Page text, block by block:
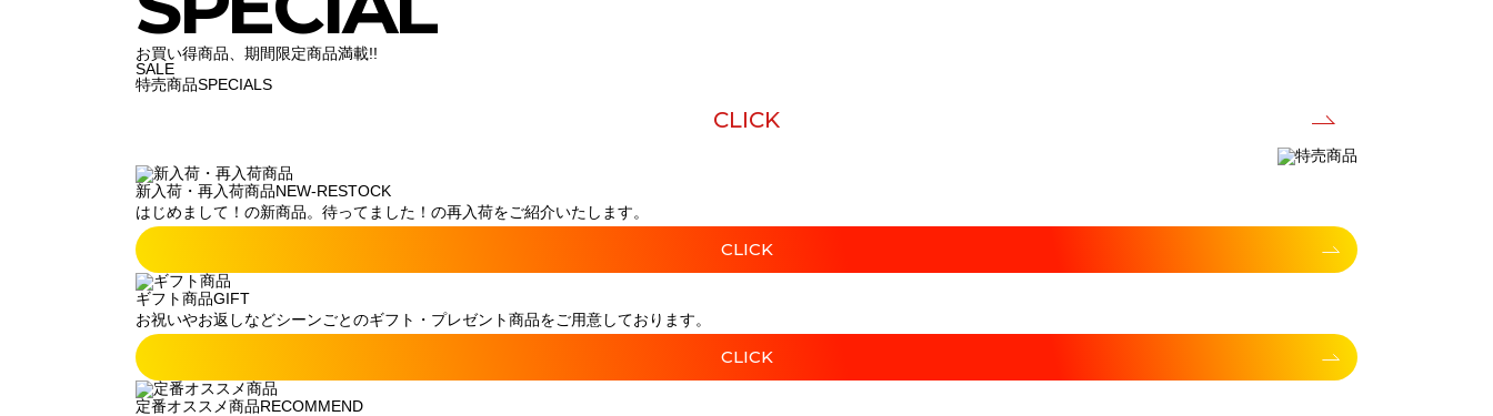
お買い得商品、期間限定商品満載!!
SALE
特売商品SPECIALS
CLICK
新入荷・再入荷商品NEW-RESTOCK
はじめまして！の新商品。待ってました！の再入荷をご紹介いたします。
CLICK
ギフト商品GIFT
お祝いやお返しなどシーンごとのギフト・プレゼント商品をご用意しております。
CLICK
定番オススメ商品RECOMMEND